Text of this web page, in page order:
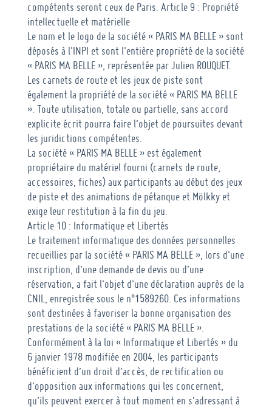
compétents seront ceux de Paris. Article 9 : Propriété
intellectuelle et matérielle
Le nom et le logo de la société « PARIS MA BELLE » sont
déposés à l’INPI et sont l’entière propriété de la société
« PARIS MA BELLE », représentée par Julien ROUQUET.
Les carnets de route et les jeux de piste sont
également la propriété de la société « PARIS MA BELLE
». Toute utilisation, totale ou partielle, sans accord
explicite écrit pourra faire l’objet de poursuites devant
les juridictions compétentes.
La société « PARIS MA BELLE » est également
propriétaire du matériel fourni (carnets de route,
accessoires, fiches) aux participants au début des jeux
de piste et des animations de pétanque et Mölkky et
exige leur restitution à la fin du jeu.
Article 10 : Informatique et Libertés
Le traitement informatique des données personnelles
recueillies par la société « PARIS MA BELLE », lors d’une
inscription, d’une demande de devis ou d’une
réservation, a fait l’objet d’une déclaration auprès de la
CNIL, enregistrée sous le n°1589260. Ces informations
sont destinées à favoriser la bonne organisation des
prestations de la société « PARIS MA BELLE ».
Conformément à la loi « Informatique et Libertés » du
6 janvier 1978 modifiée en 2004, les participants
bénéficient d’un droit d’accès, de rectification ou
d’opposition aux informations qui les concernent,
qu’ils peuvent exercer à tout moment en s’adressant à